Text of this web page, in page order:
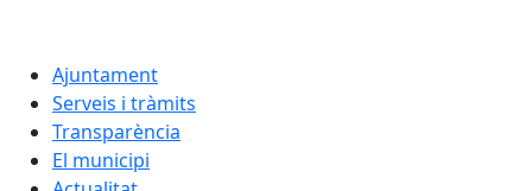
Ajuntament
Serveis i tràmits
Transparència
El municipi